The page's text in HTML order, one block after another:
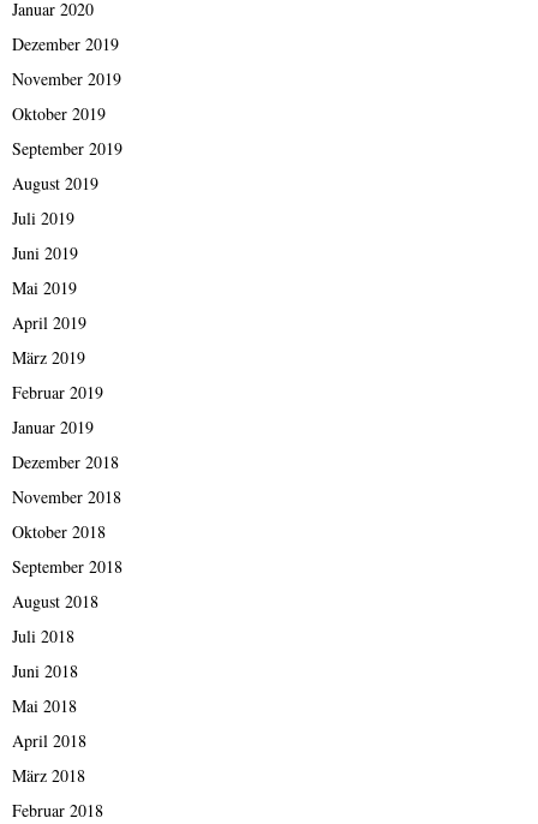
Januar 2020
Dezember 2019
November 2019
Oktober 2019
September 2019
August 2019
Juli 2019
Juni 2019
Mai 2019
April 2019
März 2019
Februar 2019
Januar 2019
Dezember 2018
November 2018
Oktober 2018
September 2018
August 2018
Juli 2018
Juni 2018
Mai 2018
April 2018
März 2018
Februar 2018